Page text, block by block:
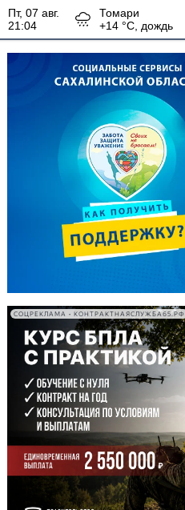
пт, 07 авг.
21:04
Томари
+14 °С, дождь
СОЦРЕКЛАМА • КОНТРАКТНАЯСЛУЖБА65.РФ